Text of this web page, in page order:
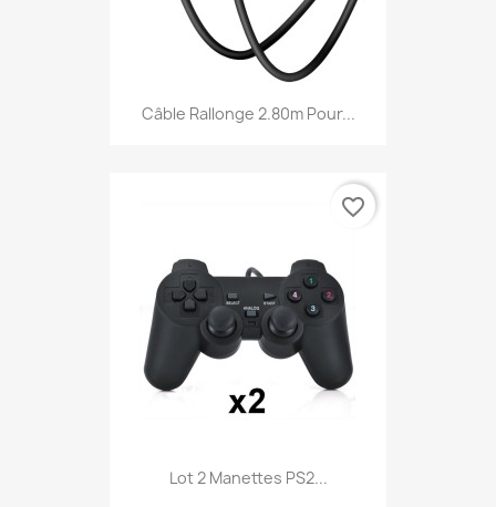
Câble Rallonge 2.80m Pour...
Lot 2 Manettes PS2...
favorite_border